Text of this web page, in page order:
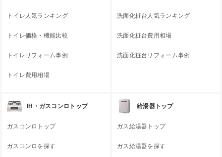
トイレ人気ランキング
トイレ価格・機能比較
トイレリフォーム事例
トイレ費用相場
洗面化粧台人気ランキング
洗面化粧台費用相場
洗面化粧台リフォーム事例
IH・ガスコンロトップ
ガスコンロトップ
ガスコンロを探す
給湯器トップ
ガス給湯器トップ
ガス給湯器を探す